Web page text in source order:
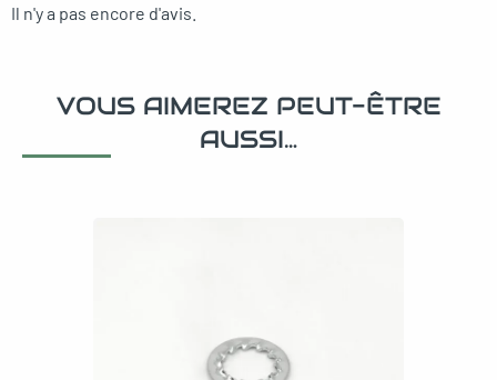
Il n'y a pas encore d'avis.
VOUS AIMEREZ PEUT-ÊTRE
AUSSI…